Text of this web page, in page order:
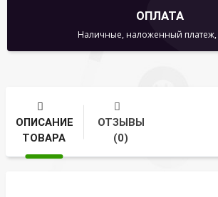
ОПЛАТА
Наличные, наложенный платеж,
ОПИСАНИЕ
ТОВАРА
ОТЗЫВЫ
(0)